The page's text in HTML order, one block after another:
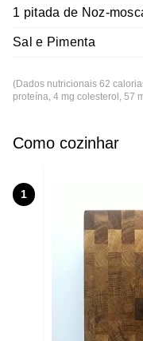
1 pitada de Noz-
Sal e Pimenta
(Dados nutricionais 62
proteína, 4 mg colesterol, 57
Como cozinhar
1